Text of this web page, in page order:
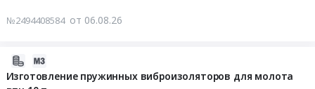
№2494408584 от 06.08.26
Изготовление пружинных виброизоляторов для молота